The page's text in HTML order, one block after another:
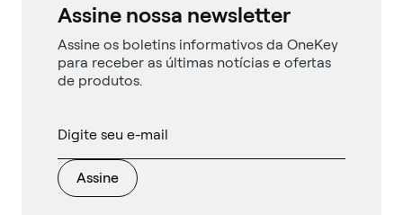
Assine nossa newsletter
Assine os boletins informativos da OneKey
para receber as últimas notícias e ofertas
de produtos.
Assine